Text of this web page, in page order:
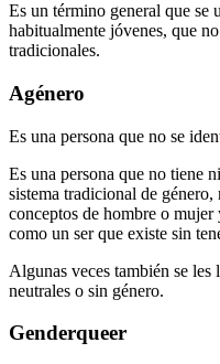
Es un término general que se
habitualmente jóvenes, que
tradicionales.
Agénero
Es una persona que no se
Es una persona que no tiene
sistema tradicional de
conceptos de hombre o mujer
como un ser que existe sin
Algunas veces también se les
neutrales o sin género.
Genderqueer